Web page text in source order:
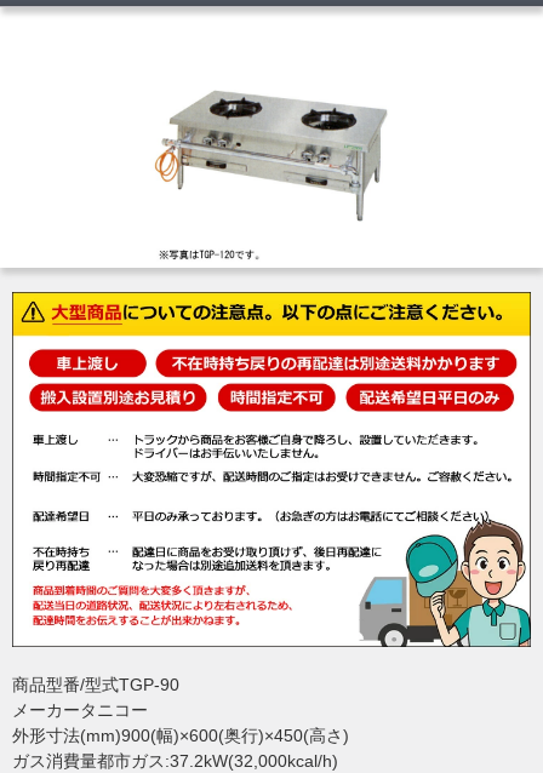
商品型番/型式TGP-90
メーカータニコー
外形寸法(mm)900(幅)×600(奥行)×450(高さ)
ガス消費量都市ガス:37.2kW(32,000kcal/h)